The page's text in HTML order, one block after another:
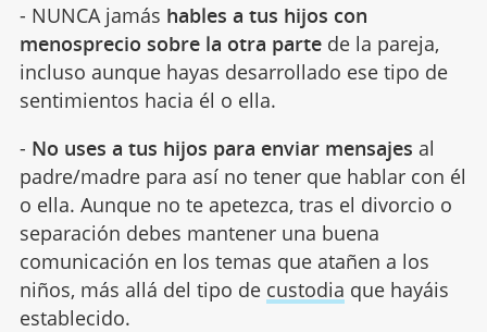
- NUNCA jamás hables a tus hijos con
menosprecio sobre la otra partede la pareja,
incluso aunque hayas desarrollado ese tipo de
sentimientos hacia él o ella.
- No uses a tus hijos para enviar mensajes al
padre/madre para así no tener que hablar con él
o ella. Aunque no te apetezca, tras el divorcio o
separación debes mantener una buena
comunicación en los temas que atañen a los
niños, más allá del tipo de custodia que hayáis
establecido.